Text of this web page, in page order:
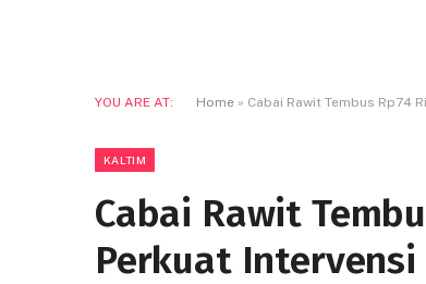
YOU ARE AT: Home » Cabai Rawit Tembus Rp74
KALTIM
Cabai Rawit
Perkuat Intervensi